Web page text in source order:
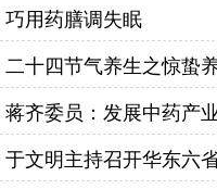
巧用药膳调失眠
二十四节气养生之惊蛰
蒋齐委员：发展中药产
于文明主持召开华东六